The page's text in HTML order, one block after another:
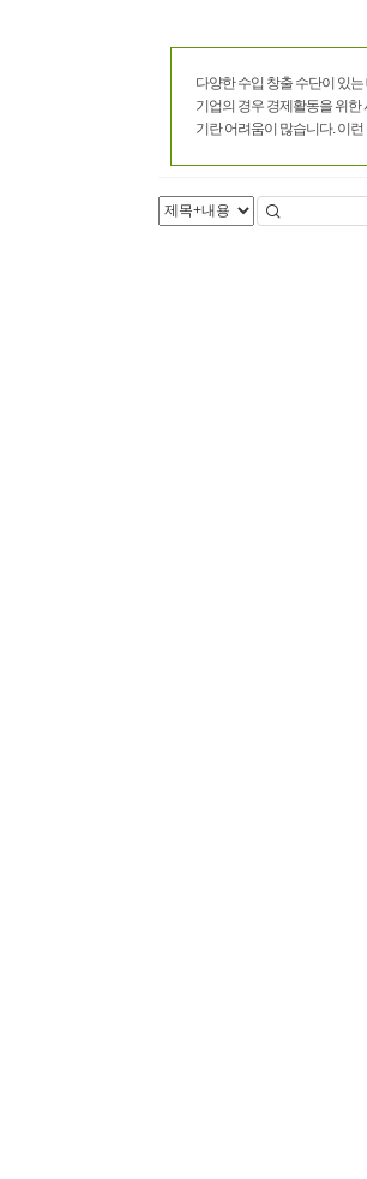
다양한 수입 창출 수단이 있
기업의 경우 경제활동을 위한
기란 어려움이 많습니다. 이런